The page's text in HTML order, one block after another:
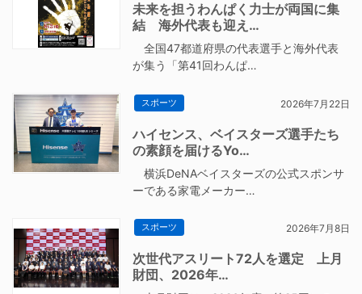
未来を担うわんぱく力士が両国に集
結 海外代表も迎え…
全国47都道府県の代表選手と海外代表
が集う「第41回わんぱ…
スポーツ 2026年7月22日
ハイセンス、ベイスターズ選手たち
の素顔を届けるYo…
横浜DeNAベイスターズの公式スポンサ
ーである家電メーカー…
スポーツ 2026年7月8日
次世代アスリート72人を選定 上月
財団、2026年…